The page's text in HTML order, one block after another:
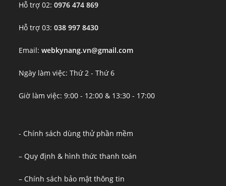
Hỗ trợ 02:0976 474 869
Hỗ trợ 03:038 997 8430
Email:webkynang.vn@gmail.com
Ngày làm việc: Thứ 2 - Thứ 6
Giờ làm việc: 9:00 - 12:00 & 13:30 - 17:00
- Chính sách dùng thử phần mềm
– Quy định & hình thức thanh toán
– Chính sách bảo mật thông tin